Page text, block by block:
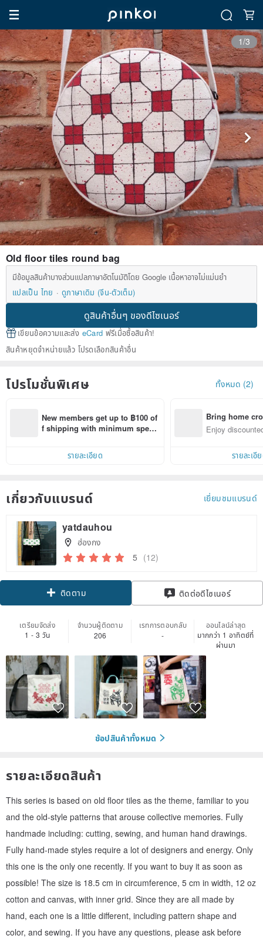
1/3
Old floor tiles round bag
มีข้อมูลสินค้าบางส่วนแปลภาษาอัตโนมัติโดย Google เนื้อหาอาจไม่แม่นยำ
แปลเป็น ไทย
ดูภาษาเดิม (จีน-ตัวเต็ม)
ดูสินค้าอื่นๆ ของดีไซเนอร์
เขียนข้อความและส่ง eCard ฟรีเมื่อซื้อสินค้า!
สินค้าหยุดจำหน่ายแล้ว โปรดเลือกสินค้าอื่น
โปรโมชั่นพิเศษ ทั้งหมด (2)
New members get up to ฿100 of
f shipping with minimum spen
within 7 days!
รายละเอียด
Bring home
n with ease
Enjoy
รายละเอี
เกี่ยวกับแบรนด์ เยี่ยมชมแบรนด์
yatdauhou
ฮ่องกง
5 (12)
ติดตาม ติดต่อดีไซเนอร์
เตรียมจัดส่ง
1 - 3 วัน
จำนวนผู้ติดตาม
206
เรทการตอบกลับ
-
ออนไลน์ล่าสุด
มากกว่า 1 อาทิตย์ที่
ผ่านมา
ช้อปสินค้าทั้งหมด
รายละเอียดสินค้า
This series is based on old floor tiles as the theme, familiar to you
and the old-style patterns that arouse collective memories. Fully
handmade including: cutting, sewing, and human hand drawings.
Fully hand-made styles require a lot of designers and energy. Only
this one is the only one recently. If you want to buy it as soon as
possible! The size is 18.5 cm in circumference, 5 cm in width, 12 oz
cotton and canvas, with inner grid. Since they are all made by
hand, each one is a little different, including pattern shape and
color, and sewing. If you have any questions, please ask before